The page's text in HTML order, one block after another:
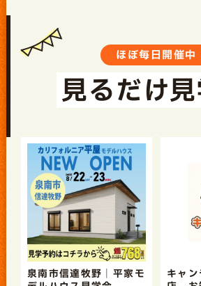
ほぼ毎日開催中
見るだけ
泉南市信達牧野｜平家モ
キャ